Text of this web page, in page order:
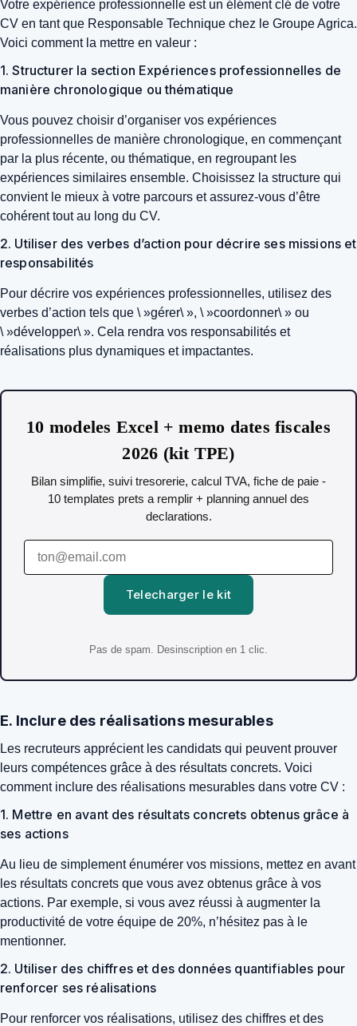
Votre expérience professionnelle est un élément clé de votre
CV en tant que Responsable Technique chez le Groupe Agrica.
Voici comment la mettre en valeur :
1. Structurer la section Expériences professionnelles de
manière chronologique ou thématique
Vous pouvez choisir d’organiser vos expériences
professionnelles de manière chronologique, en commençant
par la plus récente, ou thématique, en regroupant les
expériences similaires ensemble. Choisissez la structure qui
convient le mieux à votre parcours et assurez-vous d’être
cohérent tout au long du CV.
2. Utiliser des verbes d’action pour décrire ses missions et
responsabilités
Pour décrire vos expériences professionnelles, utilisez des
verbes d’action tels que \ »gérer\ », \ »coordonner\ » ou
\ »développer\ ». Cela rendra vos responsabilités et
réalisations plus dynamiques et impactantes.
10 modeles Excel + memo dates fiscales
2026 (kit TPE)
Bilan simplifie, suivi tresorerie, calcul TVA, fiche de paie -
10 templates prets a remplir + planning annuel des
declarations.
Telecharger le kit
Pas de spam. Desinscription en 1 clic.
E. Inclure des réalisations mesurables
Les recruteurs apprécient les candidats qui peuvent prouver
leurs compétences grâce à des résultats concrets. Voici
comment inclure des réalisations mesurables dans votre CV :
1. Mettre en avant des résultats concrets obtenus grâce à
ses actions
Au lieu de simplement énumérer vos missions, mettez en avant
les résultats concrets que vous avez obtenus grâce à vos
actions. Par exemple, si vous avez réussi à augmenter la
productivité de votre équipe de 20%, n’hésitez pas à le
mentionner.
2. Utiliser des chiffres et des données quantifiables pour
renforcer ses réalisations
Pour renforcer vos réalisations, utilisez des chiffres et des